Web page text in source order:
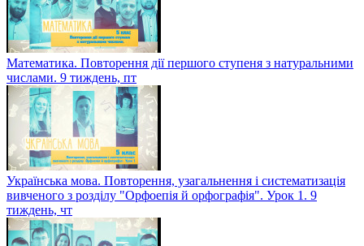
Англійська мова. Шкільне життя. Урок 1. 9 тиждень, пт
Математика. Повторення дії першого ступеня з натуральними
числами. 9 тиждень, пт